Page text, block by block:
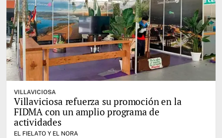
VILLAVICIOSA
Villaviciosa refuerza su promoción en la
FIDMA con un amplio programa de
actividades
EL FIELATO Y EL NORA